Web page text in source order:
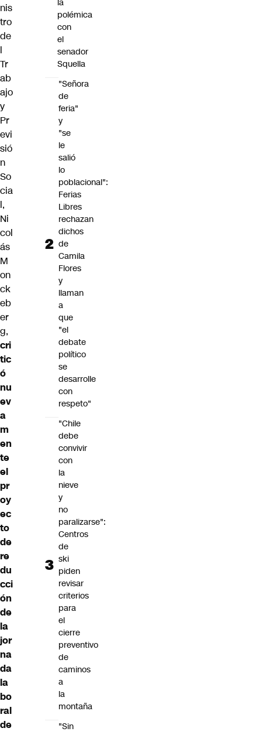
nis
tro
de
l
Tr
ab
ajo
y
Pr
evi
sió
n
So
cia
l,
Ni
col
ás
M
on
ck
eb
er
g,
cri
tic
ó
nu
ev
a
m
en
te
el
pr
oy
ec
to
de
re
du
cci
ón
de
la
jor
na
da
la
bo
ral
de
la
polémica
con
el
senador
Squella
"Señora
de
feria"
y
"se
le
salió
lo
poblacional":
Ferias
Libres
rechazan
dichos
de
Camila
Flores
y
llaman
a
que
"el
debate
político
se
desarrolle
con
respeto"
"Chile
debe
convivir
con
la
nieve
y
no
paralizarse":
Centros
de
ski
piden
revisar
criterios
para
el
cierre
preventivo
de
caminos
a
la
montaña
"Sin